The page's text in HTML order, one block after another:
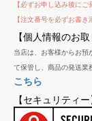
【必ずお申し込み後にご
【注文番号を必ずお書き
【個人情報のお
当店は、お客様からお預
て保管し、商品の発送業
こちら
【セキュリティー